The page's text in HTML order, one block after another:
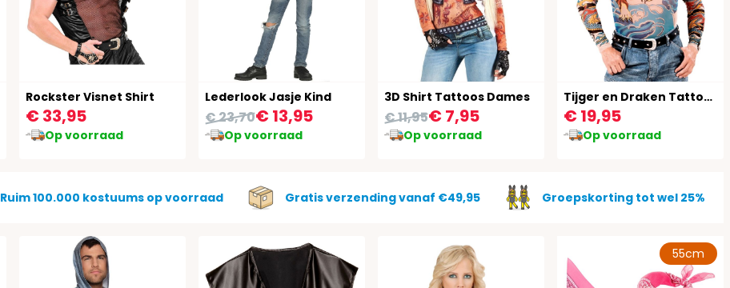
Rockster Visnet Shirt
€ 33,95
Op voorraad
Lederlook Jasje Kind
€ 13,95
€ 23,70
Op voorraad
3D Shirt Tattoos Dames
€ 7,95
€ 11,95
Op voorraad
Tijger en Draken Tattoo Shirt Heren
€ 19,95
Op voorraad
Ruim 100.000 kostuums op voorraad Gratis verzending vanaf €49,95 Groepskorting tot wel 25%
55cm